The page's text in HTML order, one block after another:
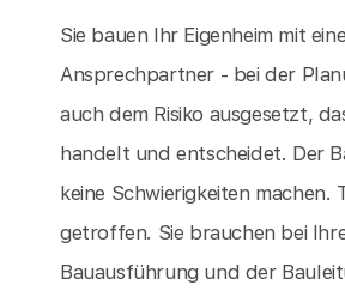
Sie bauen Ihr Eigenheim mit
Ansprechpartner - bei der
auch dem Risiko ausgesetzt,
handelt und entscheidet. Der
keine Schwierigkeiten
getroffen. Sie brauchen bei
Bauausführung und der